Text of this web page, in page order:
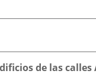
de las calles